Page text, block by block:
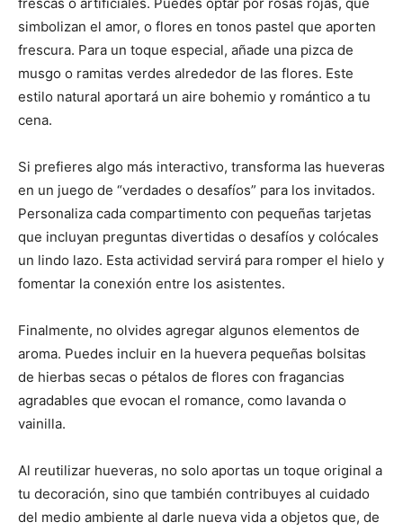
simbolizan el amor, o flores en tonos pastel que aporten
frescura. Para un toque especial, añade una pizca de
musgo o ramitas verdes alrededor de las flores. Este
estilo natural aportará un aire bohemio y romántico a tu
cena.
Si prefieres algo más interactivo, transforma las hueveras
en un juego de “verdades o desafíos” para los invitados.
Personaliza cada compartimento con pequeñas tarjetas
que incluyan preguntas divertidas o desafíos y colócales
un lindo lazo. Esta actividad servirá para romper el hielo y
fomentar la conexión entre los asistentes.
Finalmente, no olvides agregar algunos elementos de
aroma. Puedes incluir en la huevera pequeñas bolsitas
de hierbas secas o pétalos de flores con fragancias
agradables que evocan el romance, como lavanda o
vainilla.
Al reutilizar hueveras, no solo aportas un toque original a
tu decoración, sino que también contribuyes al cuidado
del medio ambiente al darle nueva vida a objetos que, de